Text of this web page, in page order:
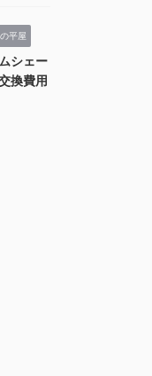
平屋
シェー
換費用